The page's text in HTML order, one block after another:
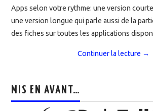
Apps selon votre rythme: une version
une version longue qui parle aussi de la
des fiches sur toutes les applications
Continuer la lecture →
MIS EN AVANT…